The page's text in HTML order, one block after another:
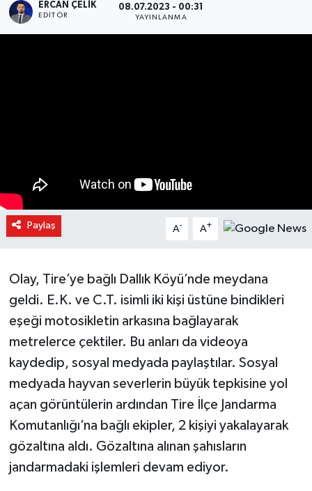
ERCAN ÇELIK
EDITÖR
08.07.2023 - 00:31
YAYINLANMA
Paylaş A- A+
Olay, Tire’ye bağlı Dallık Köyü’nde meydana
geldi. E.K. ve C.T. isimli iki kişi üstüne bindikleri
eşeği motosikletin arkasına bağlayarak
metrelerce çektiler. Bu anları da videoya
kaydedip, sosyal medyada paylaştılar. Sosyal
medyada hayvan severlerin büyük tepkisine yol
açan görüntülerin ardından Tire İlçe Jandarma
Komutanlığı’na bağlı ekipler, 2 kişiyi yakalayarak
gözaltına aldı. Gözaltına alınan şahısların
jandarmadaki işlemleri devam ediyor.
Haber Arşivi